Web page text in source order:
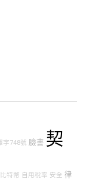
字748號 臉書 契
比特幣 自用稅率 安全 律